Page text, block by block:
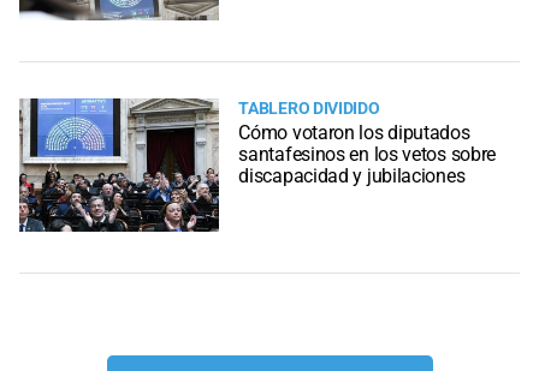
TABLERO DIVIDIDO
Cómo votaron los diputados
santafesinos en los vetos sobre
discapacidad y jubilaciones